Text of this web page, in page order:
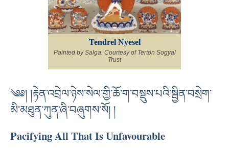
Tendrel Nyesel
Painted by Salga. Courtesy of Tertön Sogyal
Trust
༄༅། །རྟེན་འབྲེལ་ཉེས་སེལ་གྱི་ཆོ་ག་བསྡུས་པའི་སྦྱིན་བསྲེག་
མི་མཐུན་ཀུན་ཞི་བཞུགས་སོ། །
Pacifying All That Is Unfavourable